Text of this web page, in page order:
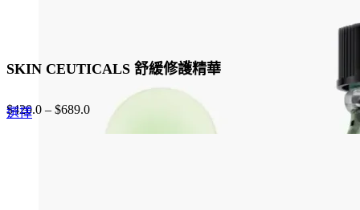
SKIN CEUTICALS 舒緩修護精華
$420.0 – $689.0
選擇This